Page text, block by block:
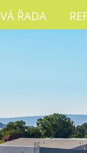
ŘADA